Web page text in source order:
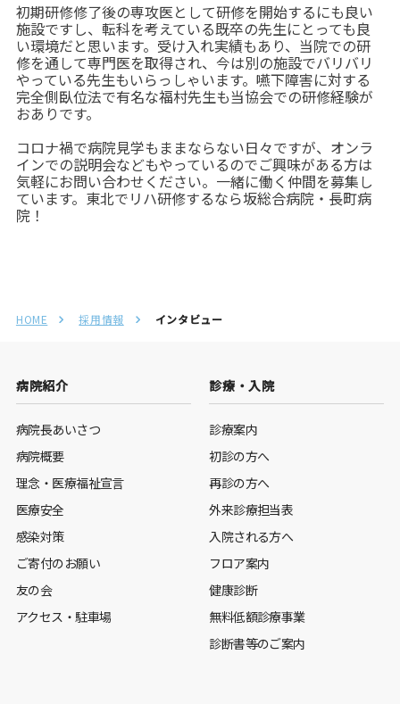
初期研修修了後の専攻医として研修を開始するにも良い
施設ですし、転科を考えている既卒の先生にとっても良
い環境だと思います。受け入れ実績もあり、当院での研
修を通して専門医を取得され、今は別の施設でバリバリ
やっている先生もいらっしゃいます。嚥下障害に対する
完全側臥位法で有名な福村先生も当協会での研修経験が
おありです。
コロナ禍で病院見学もままならない日々ですが、オンラ
インでの説明会などもやっているのでご興味がある方は
気軽にお問い合わせください。一緒に働く仲間を募集し
ています。東北でリハ研修するなら坂総合病院・長町病
院！
HOME 採用情報 インタビュー
病院紹介
病院長あいさつ
病院概要
理念・医療福祉宣言
医療安全
感染対策
ご寄付のお願い
友の会
アクセス・駐車場
診療・入院
診療案内
初診の方へ
再診の方へ
外来診療担当表
入院される方へ
フロア案内
健康診断
無料低額診療事業
診断書等のご案内